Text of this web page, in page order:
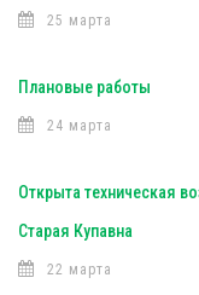
25 марта
Плановые работы
24 марта
Открыта техническая
Старая Купавна
22 марта